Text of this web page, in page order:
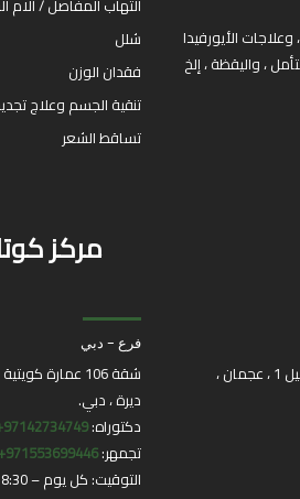
الأيورفيدا
، واليقظة ، إلخ
التهاب المفاصل / آلام
شلل
فقدان الوزن
تنقية الجسم وعلاج
تساقط الشعر
مركز
شقة 106 بناية الفرح بلازا مقابل بنك المشرق ، النخيل 1 ، عجمان ،
فرع - دبي
شقة 106 عمارة
ديرة ، دبي.
دكتوراه:97142734749+
تجمهر:971553699446+
التوقيت: كل يوم – 8:30 AM – 10:30 PM